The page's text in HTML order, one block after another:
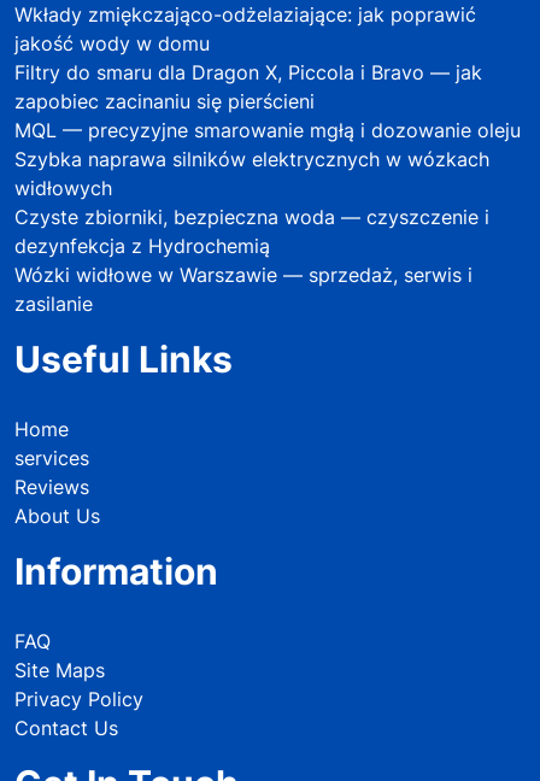
Wkłady zmiękczająco-odżelaziające: jak poprawić
jakość wody w domu
Filtry do smaru dla Dragon X, Piccola i Bravo — jak
zapobiec zacinaniu się pierścieni
MQL — precyzyjne smarowanie mgłą i dozowanie oleju
Szybka naprawa silników elektrycznych w wózkach
widłowych
Czyste zbiorniki, bezpieczna woda — czyszczenie i
dezynfekcja z Hydrochemią
Wózki widłowe w Warszawie — sprzedaż, serwis i
zasilanie
Useful Links
Home
services
Reviews
About Us
Information
FAQ
Site Maps
Privacy Policy
Contact Us